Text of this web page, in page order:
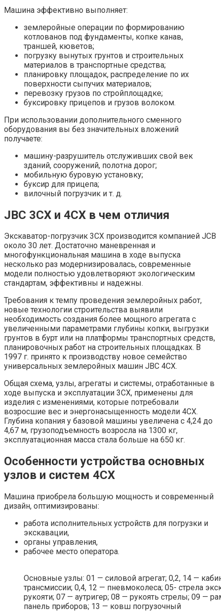
Машина эффективно выполняет:
землеройные операции по формированию
котлованов под фундаменты, копке канав,
траншей, кюветов;
погрузку вынутых грунтов и строительных
материалов в транспортные средства;
планировку площадок, распределение по их
поверхности сыпучих материалов;
перевозку грузов по стройплощадке;
буксировку прицепов и грузов волоком.
При использовании дополнительного сменного
оборудования вы без значительных вложений
получаете:
машину-разрушитель отслуживших свой век
зданий, сооружений, полотна дорог;
мобильную буровую установку;
буксир для прицепа;
вилочный погрузчик и т. д.
JBC 3CX и 4CX в чем отличия
Экскаватор-погрузчик 3CХ производится компанией JCB
около 30 лет. Достаточно маневренная и
многофункциональная машина в ходе выпуска
несколько раз модернизировалась, современные
модели полностью удовлетворяют экологическим
стандартам, эффективны и надежны.
Требования к темпу проведения землеройных работ,
новые технологии строительства выявили
необходимость создания более мощного агрегата с
увеличенными параметрами глубины копки, выгрузки
грунтов в бурт или на платформы транспортных средств,
планировочных работ на строительных площадках. В
1997 г. принято к производству новое семейство
универсальных землеройных машин JBC 4CX.
Общая схема, узлы, агрегаты и системы, отработанные в
ходе выпуска и эксплуатации 3СХ, применены для
изделия с изменениями, которые потребовали
возросшие вес и энергонасыщенность модели 4СХ.
Глубина копания у базовой машины увеличена с 4,24 до
4,67 м, грузоподъемность возросла на 1300 кг,
эксплуатационная масса стала больше на 650 кг.
Особенности устройства основных
узлов и систем 4CX
Машина приобрела большую мощность и современный
дизайн, оптимизированы:
работа исполнительных устройств для погрузки и
экскавации,
органы управления,
рабочее место оператора.
Основные узлы: 01 — силовой агрегат; 0,2, 14 —
трансмиссии; 0,4, 12 — пневмоколеса; 05- стрела
рукояти; 07 — аутригер; 08 — рукоять стрелы; 09 —
панель приборов; 13 — ковш погрузочный